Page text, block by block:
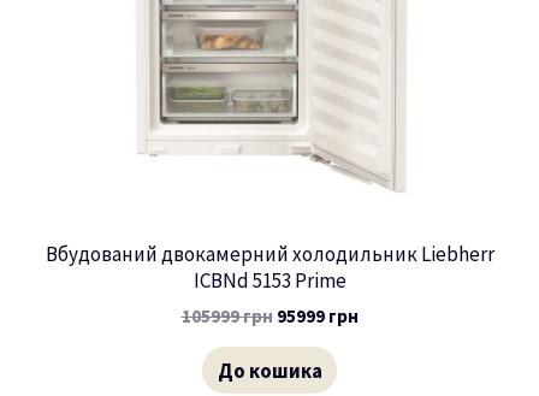
Вбудований двокамерний холодильник Liebherr
ICBNd 5153 Prime
105999грн 95999 грн
До кошика